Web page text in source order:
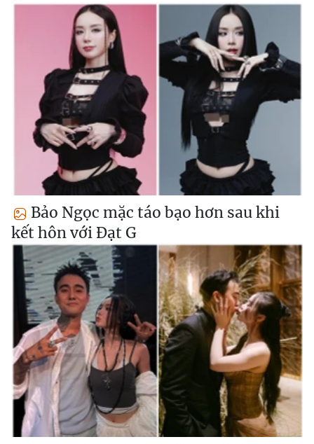
Bảo Ngọc mặc táo bạo hơn sau khi
kết hôn với Đạt G